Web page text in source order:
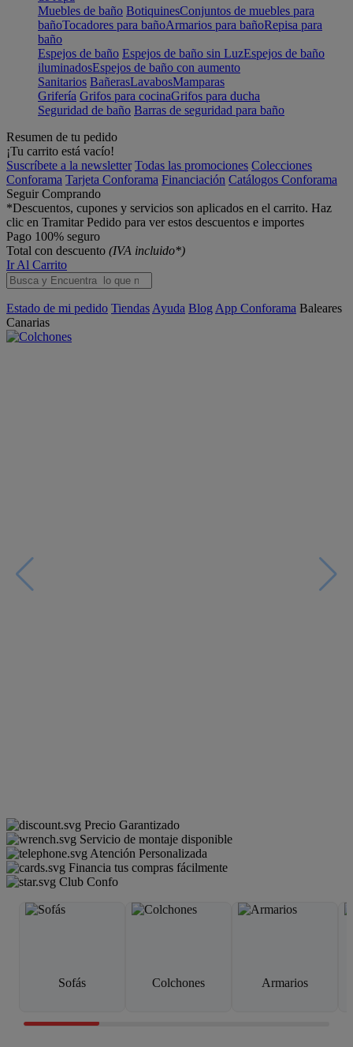
Muebles de baño BotiquinesConjuntos de muebles para
bañoTocadores para bañoArmarios para bañoRepisa para
baño
Espejos de baño Espejos de baño sin LuzEspejos de baño
iluminadosEspejos de baño con aumento
Sanitarios BañerasLavabosMamparas
Grifería Grifos para cocinaGrifos para ducha
Seguridad de baño Barras de seguridad para baño
Resumen de tu pedido
¡Tu carrito está vacío!
Suscríbete a la newsletter Todas las promociones Colecciones
Conforama Tarjeta Conforama Financiación Catálogos Conforama
Seguir Comprando
*Descuentos, cupones y servicios son aplicados en el carrito. Haz
clic en Tramitar Pedido para ver estos descuentos e importes
Pago 100% seguro
Total con descuento (IVA incluido*)
Ir Al Carrito
Estado de mi pedido Tiendas Ayuda Blog App Conforama Baleares
Canarias
Precio Garantizado
Servicio de montaje disponible
Atención Personalizada
Financia tus compras fácilmente
Club Confo
Sofás Colchones Armarios